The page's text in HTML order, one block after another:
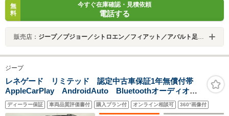
無
料
今すぐ在庫確認・見積依頼
電話する
販売店： ジープ／プジョー／シトロエン／フィアット／アバルト足立ＳＰＯＴｉＣＡＲセンター
ジープ
レネゲード リミテッド 認定中古車保証1年無償付帯
AppleCarPlay AndroidAuto Bluetoothオーディオ
フルレザー シートヒーター 純正17インチアルミホイ
ール
ディーラー保証 車両品質評価書付 購入プラン付 オンライン相談可 360°画像付